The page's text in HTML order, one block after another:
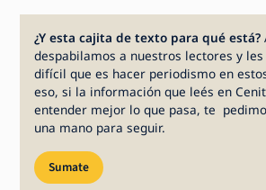
¿Y esta cajita de texto para qué está?
despabilamos a nuestros lectores y
difícil que es hacer periodismo en
eso, si la información que leés en
entender mejor lo que pasa, te
una mano para seguir.
Sumate